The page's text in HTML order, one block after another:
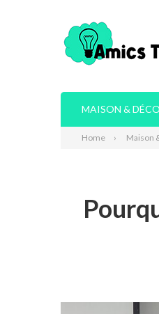
MAISON & DÉCO
Home Maison